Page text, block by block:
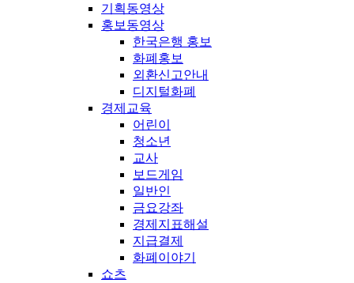
기획동영상
홍보동영상
한국은행 홍보
화폐홍보
외환신고안내
디지털화폐
경제교육
어린이
청소년
교사
보드게임
일반인
금요강좌
경제지표해설
지급결제
화폐이야기
쇼츠